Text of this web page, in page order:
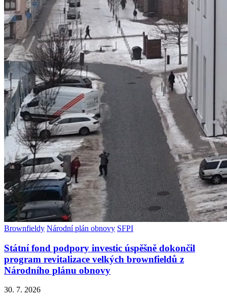
Brownfieldy Národní plán obnovy SFPI
Státní fond podpory investic úspěšně dokončil
program revitalizace velkých brownfieldů z
Národního plánu obnovy
30. 7. 2026